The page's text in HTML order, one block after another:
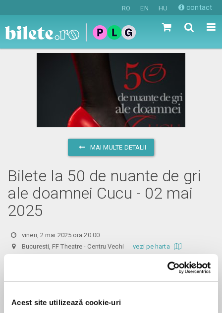
Acest site utilizează cookie-uri
RO EN HU contact
MAI MULTE DETALII
Bilete la 50 de nuante de gri
ale doamnei Cucu - 02 mai
2025
vineri, 2 mai 2025 ora 20:00
Bucuresti, FF Theatre - Centru Vechivezi pe harta
Din respect pentru actori si public avem rugamintea de a va
prezenta cu cel putin 30 de minute inainte de inceperea spectacolului.
valabilitatea.